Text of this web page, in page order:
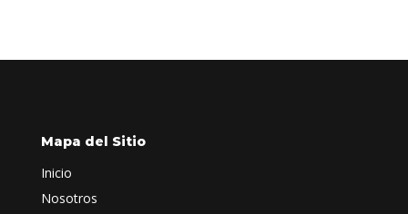
Mapa del Sitio
Inicio
Nosotros